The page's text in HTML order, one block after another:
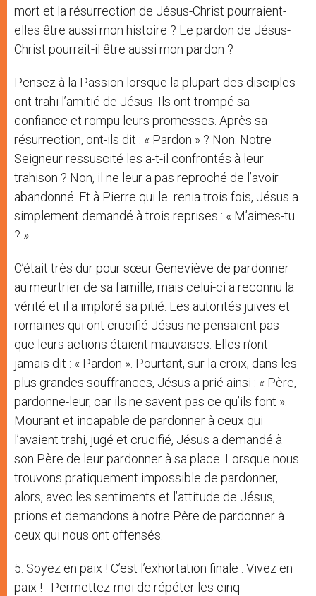
mort et la résurrection de Jésus-Christ pourraient-
elles être aussi mon histoire ? Le pardon de Jésus-
Christ pourrait-il être aussi mon pardon ?
Pensez à la Passion lorsque la plupart des disciples
ont trahi l’amitié de Jésus. Ils ont trompé sa
confiance et rompu leurs promesses. Après sa
résurrection, ont-ils dit : « Pardon » ? Non. Notre
Seigneur ressuscité les a-t-il confrontés à leur
trahison ? Non, il ne leur a pas reproché de l’avoir
abandonné. Et à Pierre qui le renia trois fois, Jésus a
simplement demandé à trois reprises : « M’aimes-tu
? ».
C’était très dur pour sœur Geneviève de pardonner
au meurtrier de sa famille, mais celui-ci a reconnu la
vérité et il a imploré sa pitié. Les autorités juives et
romaines qui ont crucifié Jésus ne pensaient pas
que leurs actions étaient mauvaises. Elles n’ont
jamais dit : « Pardon ». Pourtant, sur la croix, dans les
plus grandes souffrances, Jésus a prié ainsi : « Père,
pardonne-leur, car ils ne savent pas ce qu’ils font ».
Mourant et incapable de pardonner à ceux qui
l’avaient trahi, jugé et crucifié, Jésus a demandé à
son Père de leur pardonner à sa place. Lorsque nous
trouvons pratiquement impossible de pardonner,
alors, avec les sentiments et l’attitude de Jésus,
prions et demandons à notre Père de pardonner à
ceux qui nous ont offensés.
5. Soyez en paix ! C’est l’exhortation finale : Vivez en
paix ! Permettez-moi de répéter les cinq